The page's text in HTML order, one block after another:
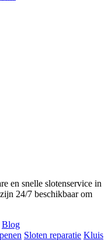
en snelle slotenservice in
24/7 beschikbaar om
Blog
Sloten reparatie Kluis